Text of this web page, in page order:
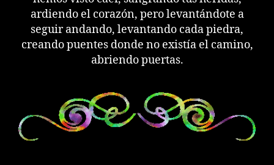
ardiendo el corazón, pero levantándote a
seguir andando, levantando cada piedra,
creando puentes donde no existía el camino,
abriendo puertas.